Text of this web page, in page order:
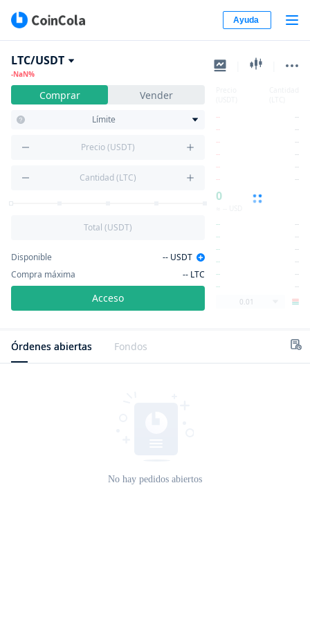
Ayuda
LTC/USDT
-NaN%
Comprar Vender
Límite
Precio (USDT)
Cantidad (LTC)
Total (USDT)
Disponible -- USDT
Compra máxima
-- LTC
Acceso
--
--
--
--
--
--
--
--
--
--
--
--
0
--
--
--
--
--
--
--
--
--
--
--
--
0.01
Órdenes abiertas Fondos
No hay pedidos abiertos